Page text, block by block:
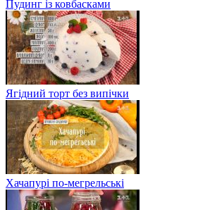
Пудинг із ковбасками
Ягідний торт без випічки
Хачапурі по-мегрельські